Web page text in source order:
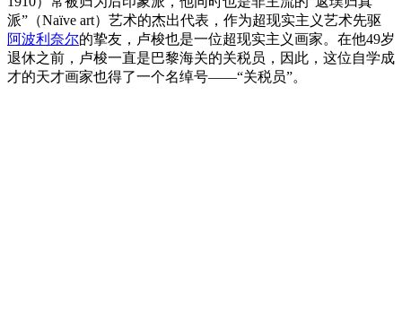
派”（Naïve art）艺术的杰出代表，作为超现实主义艺术先驱
阿波利奈尔的挚友，卢梭也是一位超现实主义画家。在他49岁
退休之前，卢梭一直是巴黎海关的关税员，因此，这位自学成
才的天才画家也得了一个名绰号——“关税员”。